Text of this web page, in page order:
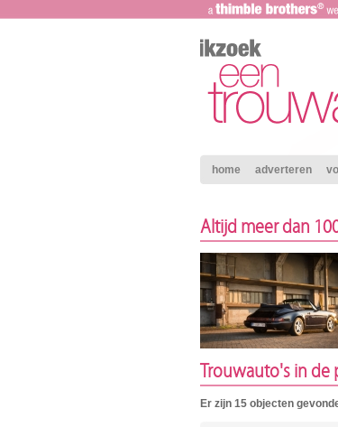
home adverteren
Altijd meer dan
Trouwauto's in de
Er zijn 15 objecten